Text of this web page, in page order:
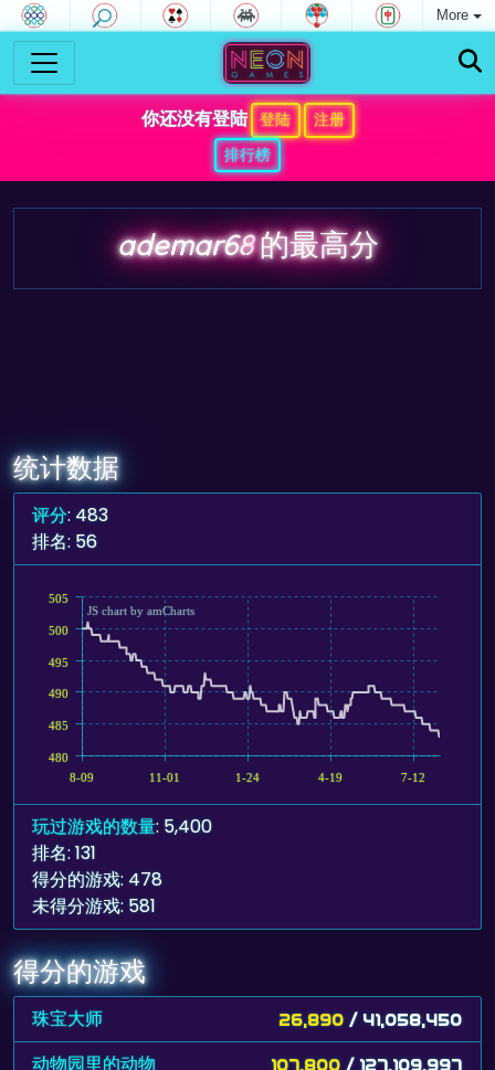
More
你还没有登陆 登陆
注册
排行榜
ademar68的最高分
统计数据
评分: 483
排名: 56
8-09 11-01 1-24 4-19 7-12
480
485
490
495
500
505
JS chart by amCharts
玩过游戏的数量: 5,400
排名: 131
得分的游戏: 478
未得分游戏: 581
得分的游戏
珠宝大师 26,890 / 41,058,450
动物园里的动物 107,800 / 127,109,997